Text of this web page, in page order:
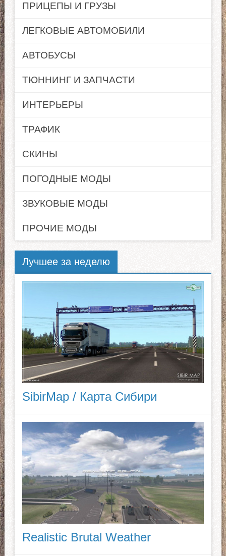
ПРИЦЕПЫ И ГРУЗЫ
ЛЕГКОВЫЕ АВТОМОБИЛИ
АВТОБУСЫ
ТЮННИНГ И ЗАПЧАСТИ
ИНТЕРЬЕРЫ
ТРАФИК
СКИНЫ
ПОГОДНЫЕ МОДЫ
ЗВУКОВЫЕ МОДЫ
ПРОЧИЕ МОДЫ
Лучшее за неделю
SibirMap / Карта Сибири
Realistic Brutal Weather